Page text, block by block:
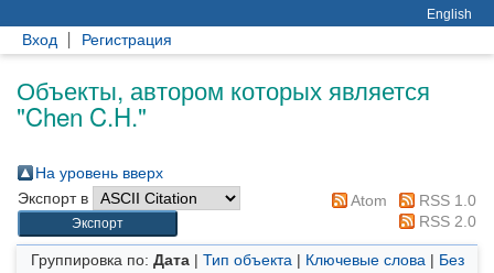
English
Вход Регистрация
Объекты, автором которых является
"Chen C.H."
На уровень вверх
Экспорт в
Atom
RSS 1.0
RSS 2.0
Группировка по: Дата| Тип объекта | Ключевые слова | Без